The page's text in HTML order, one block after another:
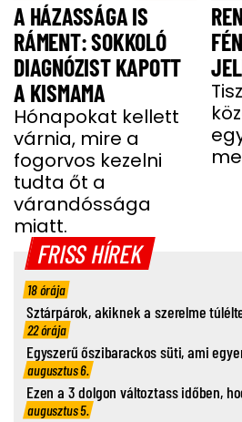
A HÁZASSÁGA IS
RÁMENT: SOKKOLÓ
DIAGNÓZIST KAPOTT
A KISMAMA
Hónapokat kellett
várnia, mire a
fogorvos kezelni
tudta őt a
várandóssága
miatt.
FRISS HÍREK
18 órája
Sztárpárok, akiknek a szerelme
22 órája
Egyszerű őszibarackos süti, ami
augusztus 6.
Ezen a 3 dolgon változtass időben,
augusztus 5.